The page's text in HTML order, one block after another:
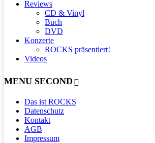
Reviews
CD & Vinyl
Buch
DVD
Konzerte
ROCKS präsentiert!
Videos
MENU SECOND
Das ist ROCKS
Datenschutz
Kontakt
AGB
Impressum